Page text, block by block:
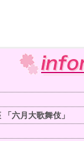
六月大歌舞伎」